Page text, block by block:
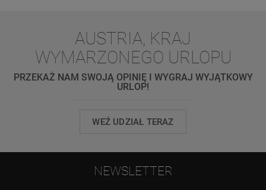
AUSTRIA, KRAJ
WYMARZONEGO URLOPU
PRZEKAŻ NAM SWOJĄ OPINIĘ I WYGRAJ WYJĄTKOWY
URLOP!
WEŹ UDZIAŁ TERAZ
NEWSLETTER